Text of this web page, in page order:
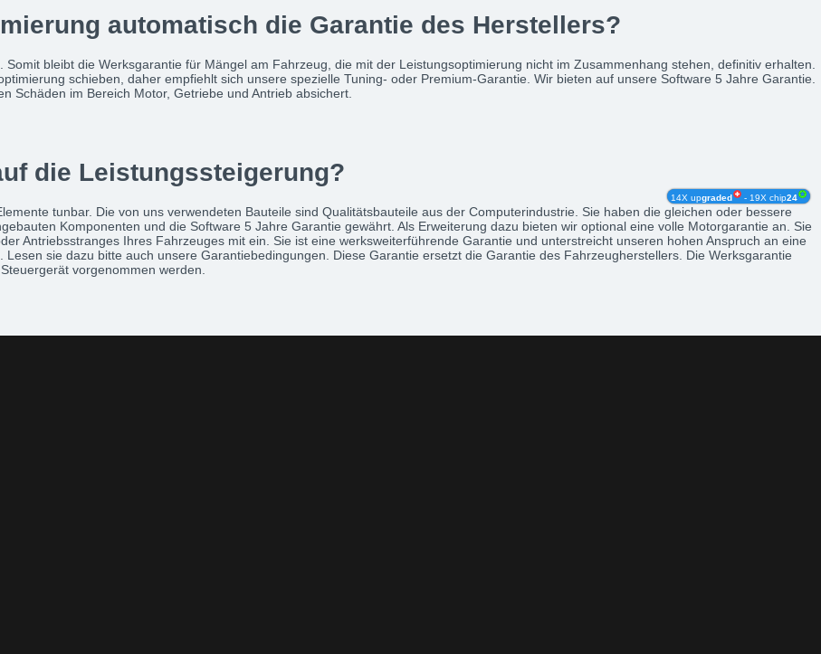
14X upgraded - 19X chip24
automatisch die Garantie des Herstellers?
bleibt die Werksgarantie für Mängel am Fahrzeug, die mit der Leistungsoptimierung nicht im Zusammenhang stehen, definitiv erhalten.
schieben, daher empfiehlt sich unsere spezielle Tuning- oder Premium-Garantie. Wir bieten auf unsere Software 5 Jahre Garantie.
Schäden im Bereich Motor, Getriebe und Antrieb absichert.
die Leistungssteigerung?
tunbar. Die von uns verwendeten Bauteile sind Qualitätsbauteile aus der Computerindustrie. Sie haben die gleichen oder bessere
Komponenten und die Software 5 Jahre Garantie gewährt. Als Erweiterung dazu bieten wir optional eine volle Motorgarantie an. Sie
Antriebsstranges Ihres Fahrzeuges mit ein. Sie ist eine werksweiterführende Garantie und unterstreicht unseren hohen Anspruch an eine
sie dazu bitte auch unsere Garantiebedingungen. Diese Garantie ersetzt die Garantie des Fahrzeugherstellers. Die Werksgarantie
vorgenommen werden.
Spezialist für Chiptuning, Kraftstoffoptimierungen, Felgen, Fahrwerke, Abgasanlagen, Bremsanlagen Motorsport und Individualisierungen.